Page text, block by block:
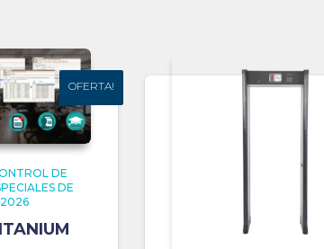
OFERTA!
OFERTA!
DE
DE